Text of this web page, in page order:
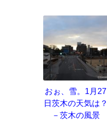
おぉ、雪。1月27
日茨木の天気は？
－茨木の風景